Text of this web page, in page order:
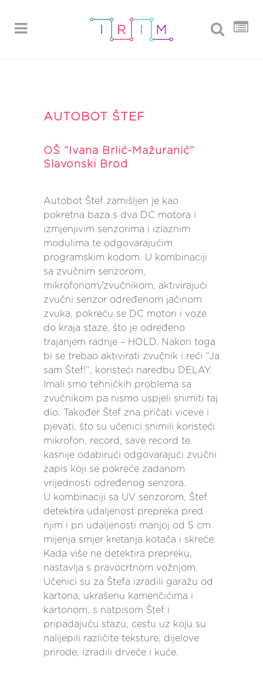
AUTOBOT ŠTEF
OŠ “Ivana Brlić-Mažuranić”
Slavonski Brod
Autobot Štef zamišljen je kao
pokretna baza s dva DC motora i
izmjenjivim senzorima i izlaznim
modulima te odgovarajućim
programskim kodom. U kombinaciji
sa zvučnim senzorom,
mikrofonom/zvučnikom, aktivirajući
zvučni senzor određenom jačinom
zvuka, pokreću se DC motori i voze
do kraja staze, što je određeno
trajanjem radnje – HOLD. Nakon toga
bi se trebao aktivirati zvučnik i reći “Ja
sam Štef!”, koristeći naredbu DELAY.
Imali smo tehničkih problema sa
zvučnikom pa nismo uspjeli snimiti taj
dio. Također Štef zna pričati viceve i
pjevati, što su učenici snimili koristeći
mikrofon, record, save record te
kasnije odabirući odgovarajući zvučni
zapis koji se pokreće zadanom
vrijednosti određenog senzora.
U kombinaciji sa UV senzorom, Štef
detektira udaljenost prepreka pred
njim i pri udaljenosti manjoj od 5 cm
mijenja smjer kretanja kotača i skreće.
Kada više ne detektira prepreku,
nastavlja s pravocrtnom vožnjom.
Učenici su za Štefa izradili garažu od
kartona, ukrašenu kamenčićima i
kartonom, s natpisom Štef i
pripadajuću stazu, cestu uz koju su
nalijepili različite teksture, dijelove
prirode, izradili drveće i kuće.